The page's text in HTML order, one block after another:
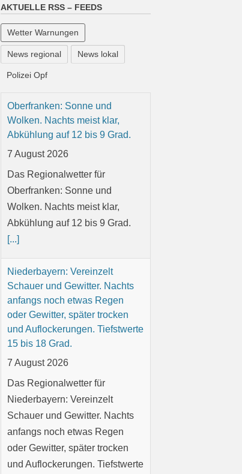
AKTUELLE RSS – FEEDS
Wetter Warnungen
News regional News lokal
Polizei Opf
Oberfranken: Sonne und
Wolken. Nachts meist klar,
Abkühlung auf 12 bis 9 Grad.
7 August 2026
Das Regionalwetter für
Oberfranken: Sonne und
Wolken. Nachts meist klar,
Abkühlung auf 12 bis 9 Grad.
[...]
Niederbayern: Vereinzelt
Schauer und Gewitter. Nachts
anfangs noch etwas Regen
oder Gewitter, später trocken
und Auflockerungen. Tiefstwerte
15 bis 18 Grad.
7 August 2026
Das Regionalwetter für
Niederbayern: Vereinzelt
Schauer und Gewitter. Nachts
anfangs noch etwas Regen
oder Gewitter, später trocken
und Auflockerungen. Tiefstwerte